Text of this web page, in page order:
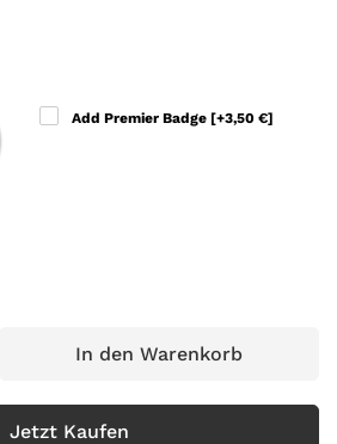
Add Premier Badge [+3,50 €]
In den Warenkorb
Jetzt Kaufen